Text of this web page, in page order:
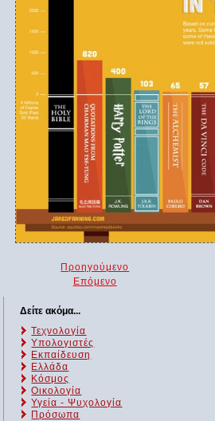
Προηγούμενο
Επόμενο
Δείτε ακόμα...
Τεχνολογία
Υπολογιστές
Εκπαίδευση
Ελλάδα
Κόσμος
Οικολογία
Υγεία - Ψυχολογία
Πρόσωπα